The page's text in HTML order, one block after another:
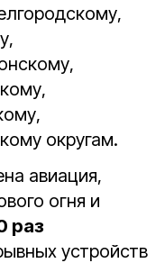
округам.
авиация,
огня и
раз
устройств